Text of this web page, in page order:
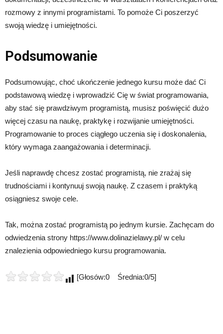
rozmowy z innymi programistami. To pomoże Ci poszerzyć
swoją wiedzę i umiejętności.
Podsumowanie
Podsumowując, choć ukończenie jednego kursu może dać Ci
podstawową wiedzę i wprowadzić Cię w świat programowania,
aby stać się prawdziwym programistą, musisz poświęcić dużo
więcej czasu na naukę, praktykę i rozwijanie umiejętności.
Programowanie to proces ciągłego uczenia się i doskonalenia,
który wymaga zaangażowania i determinacji.
Jeśli naprawdę chcesz zostać programistą, nie zrażaj się
trudnościami i kontynuuj swoją naukę. Z czasem i praktyką
osiągniesz swoje cele.
Tak, można zostać programistą po jednym kursie. Zachęcam do
odwiedzenia strony https://www.dolinazielawy.pl/ w celu
znalezienia odpowiedniego kursu programowania.
[Głosów:0 Średnia:0/5]